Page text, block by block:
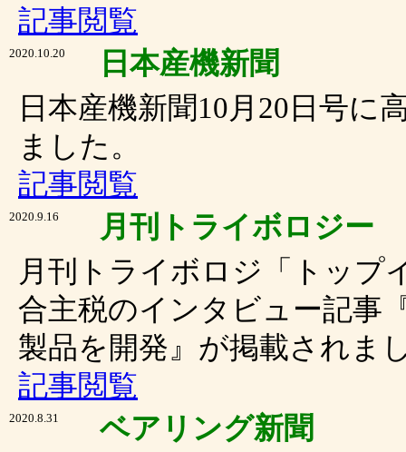
記事閲覧
2020.10.20
日本産機新聞
日本産機新聞10月20日号に
ました。
記事閲覧
2020.9.16
月刊トライボロジー
月刊トライボロジ「トップ
合主税のインタビュー記事
製品を開発』が掲載されま
記事閲覧
2020.8.31
ベアリング新聞